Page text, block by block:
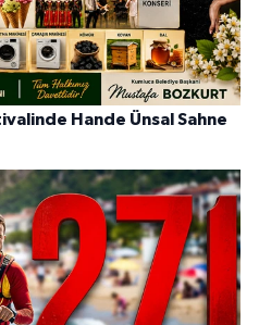
Hande Ünsal Sahne